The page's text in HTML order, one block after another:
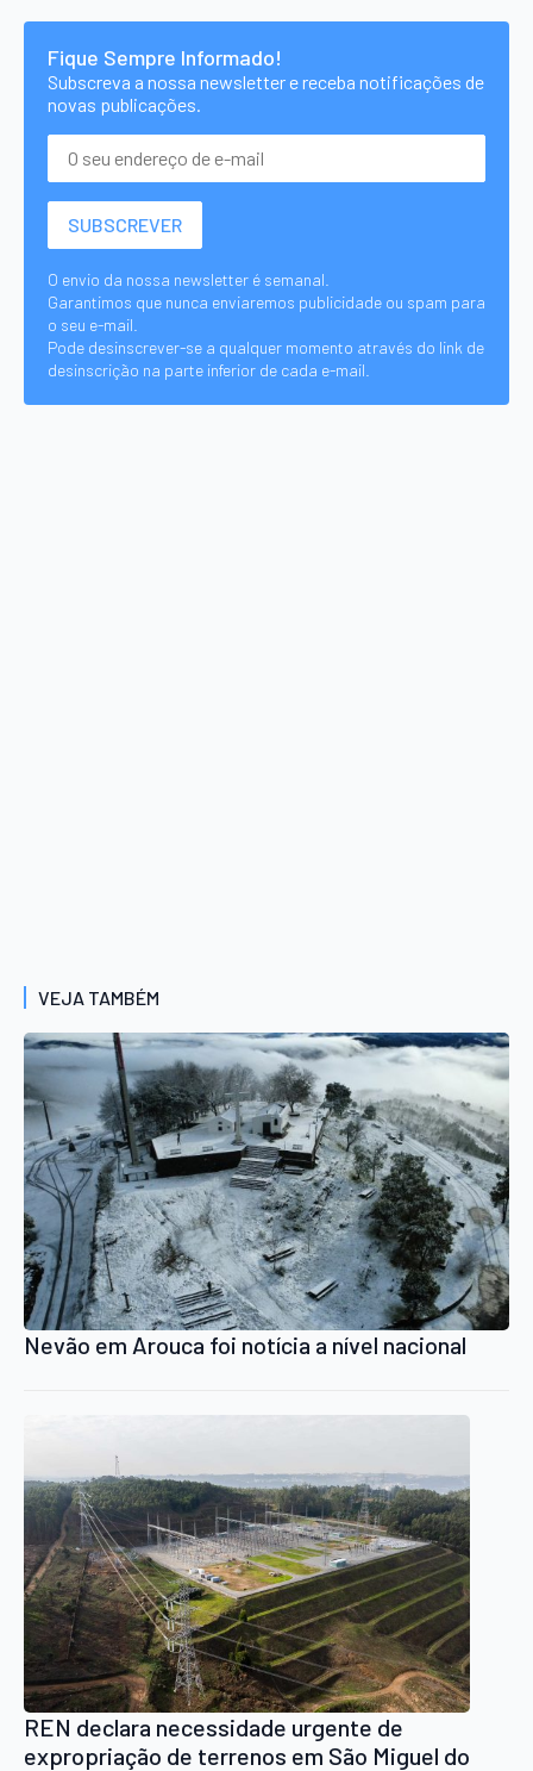
Fique Sempre Informado!
Subscreva a nossa newsletter e receba notificações de
novas publicações.
O envio da nossa newsletter é semanal.
Garantimos que nunca enviaremos publicidade ou spam para
o seu e-mail.
Pode desinscrever-se a qualquer momento através do link de
desinscrição na parte inferior de cada e-mail.
VEJA TAMBÉM
Nevão em Arouca foi notícia a nível nacional
REN declara necessidade urgente de
expropriação de terrenos em São Miguel do